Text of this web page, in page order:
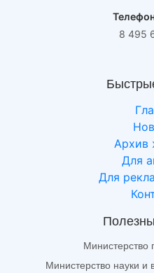
8 495
Архив
Для
Для
Министерство науки